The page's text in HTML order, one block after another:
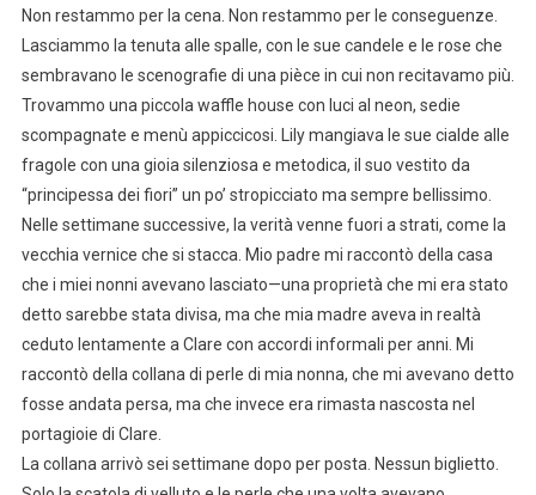
Non restammo per la cena. Non restammo per le conseguenze.
Lasciammo la tenuta alle spalle, con le sue candele e le rose che
sembravano le scenografie di una pièce in cui non recitavamo più.
Trovammo una piccola waffle house con luci al neon, sedie
scompagnate e menù appiccicosi. Lily mangiava le sue cialde alle
fragole con una gioia silenziosa e metodica, il suo vestito da
“principessa dei fiori” un po’ stropicciato ma sempre bellissimo.
Nelle settimane successive, la verità venne fuori a strati, come la
vecchia vernice che si stacca. Mio padre mi raccontò della casa
che i miei nonni avevano lasciato—una proprietà che mi era stato
detto sarebbe stata divisa, ma che mia madre aveva in realtà
ceduto lentamente a Clare con accordi informali per anni. Mi
raccontò della collana di perle di mia nonna, che mi avevano detto
fosse andata persa, ma che invece era rimasta nascosta nel
portagioie di Clare.
La collana arrivò sei settimane dopo per posta. Nessun biglietto.